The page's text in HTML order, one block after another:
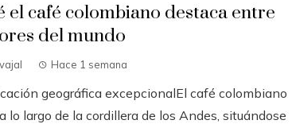
el café colombiano destaca entre
del mundo
Hace 1 semana
geográfica excepcionalEl café colombiano
lo largo de la cordillera de los Andes, situándose